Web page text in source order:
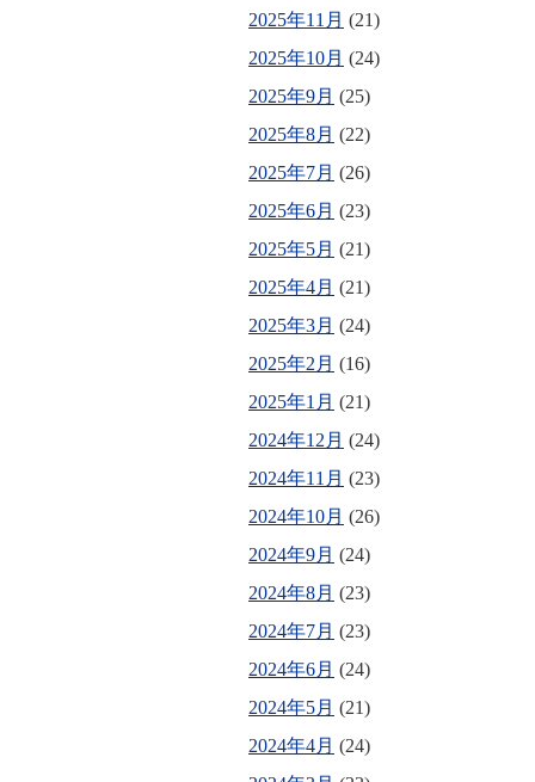
2025年11月 (21)
2025年10月 (24)
2025年9月 (25)
2025年8月 (22)
2025年7月 (26)
2025年6月 (23)
2025年5月 (21)
2025年4月 (21)
2025年3月 (24)
2025年2月 (16)
2025年1月 (21)
2024年12月 (24)
2024年11月 (23)
2024年10月 (26)
2024年9月 (24)
2024年8月 (23)
2024年7月 (23)
2024年6月 (24)
2024年5月 (21)
2024年4月 (24)